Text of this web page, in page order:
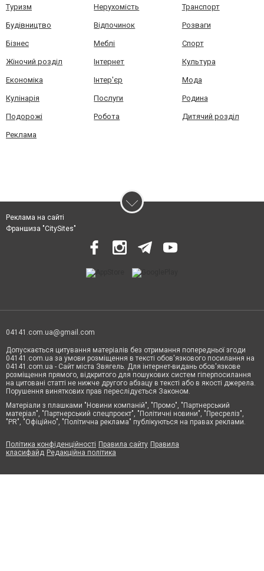
Туризм Нерухомість Транспорт
Будівництво Відпочинок Розваги
Бізнес Меблі Спорт
Жіночий розділ Інтернет Культура
Економіка Інтер'єр Мода
Кулінарія Послуги Родина
Подорожі Робота Дитячий розділ
Реклама
Реклама на сайті
Франшиза "CitySites"
04141.com.ua@gmail.com
Допускається цитування матеріалів без отримання попередньої згоди
04141.com.ua за умови розміщення в тексті обов'язкового посилання на
04141.com.ua - Сайт міста Звягель. Для інтернет-видань обов'язкове
розміщення прямого, відкритого для пошукових систем гіперпосилання
на цитовані статті не нижче другого абзацу в тексті або в якості джерела.
Порушення виняткових прав переслідується Законом.
Матеріали з плашками "Новини компаній", "Промо", "Партнерський
матеріал", "Партнерський спецпроєкт", "Політичні новини", "Пресреліз",
"PR", "Офіційно", "Політична реклама" публікуються на правах реклами.
Політика конфіденційності Правила сайту Правила
класифайд Редакційна політика